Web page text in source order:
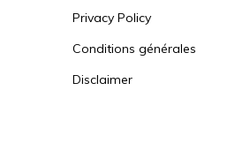
Privacy Policy
Conditions générales
Disclaimer